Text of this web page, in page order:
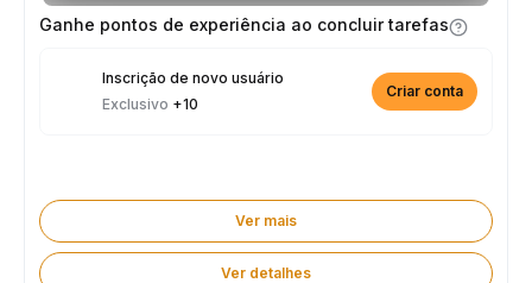
prêmio de 2.500 USDT toda semana.
Ganhe pontos de experiência ao concluir tarefas
Inscrição de novo usuário
Exclusivo +10
Criar conta
Ver mais
Ver detalhes